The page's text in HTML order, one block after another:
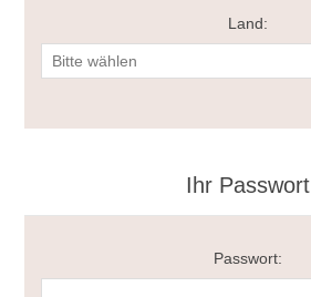
Land:
Ihr Passwort
Passwort: